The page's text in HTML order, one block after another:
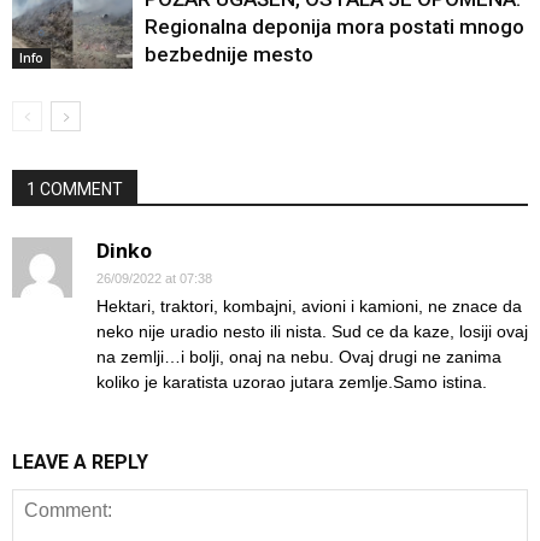
Info
Regionalna deponija mora postati mnogo
bezbednije mesto
1 COMMENT
Dinko
26/09/2022 at 07:38
Hektari, traktori, kombajni, avioni i kamioni, ne znace da
neko nije uradio nesto ili nista. Sud ce da kaze, losiji ovaj
na zemlji…i bolji, onaj na nebu. Ovaj drugi ne zanima
koliko je karatista uzorao jutara zemlje.Samo istina.
LEAVE A REPLY